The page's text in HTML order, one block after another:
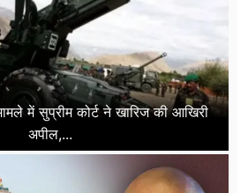
में सुप्रीम कोर्ट ने खारिज की आखिरी
अपील,...